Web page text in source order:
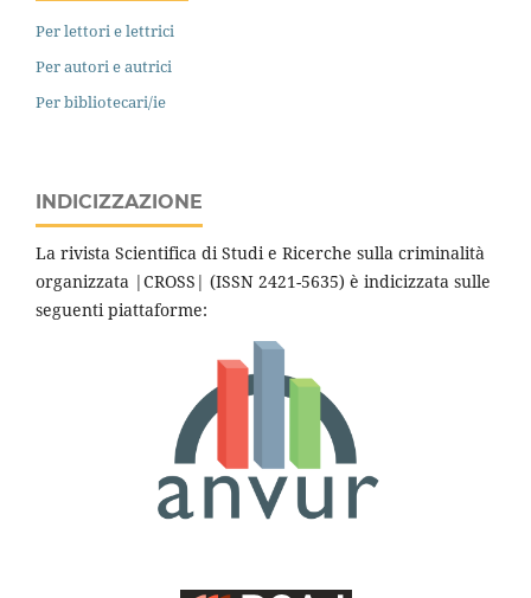
Per lettori e lettrici
Per autori e autrici
Per bibliotecari/ie
INDICIZZAZIONE
La rivista Scientifica di Studi e Ricerche sulla criminalità
organizzata |CROSS| (ISSN 2421-5635) è indicizzata sulle
seguenti piattaforme: